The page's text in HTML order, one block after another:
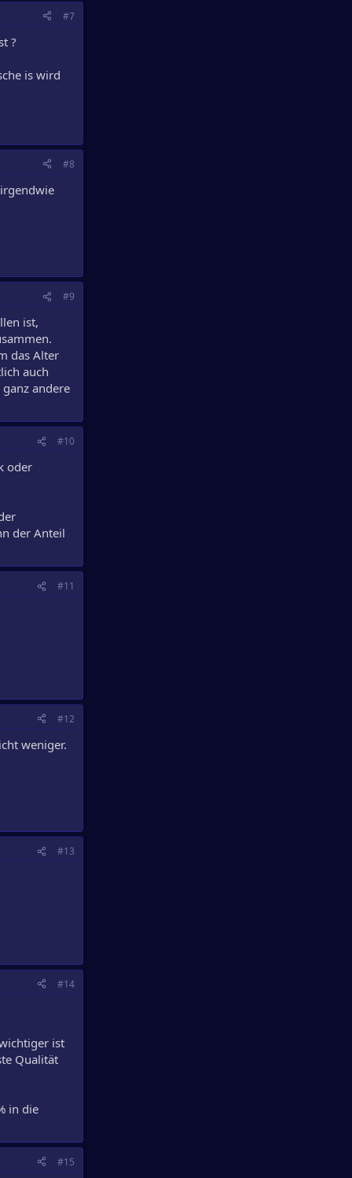
#7
?
is wird
#8
#9
ist,
das Alter
auch
andere
#10
oder
der Anteil
#11
#12
weniger.
#13
#14
ist
Qualität
in die
#15